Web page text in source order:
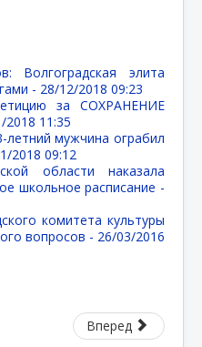
Волгоградская элита
- 28/12/2018 09:23
за СОХРАНЕНИЕ
2018 11:35
летний мужчина ограбил
2018 09:12
области наказала
школьное расписание -
комитета культуры
вопросов - 26/03/2016
Вперед